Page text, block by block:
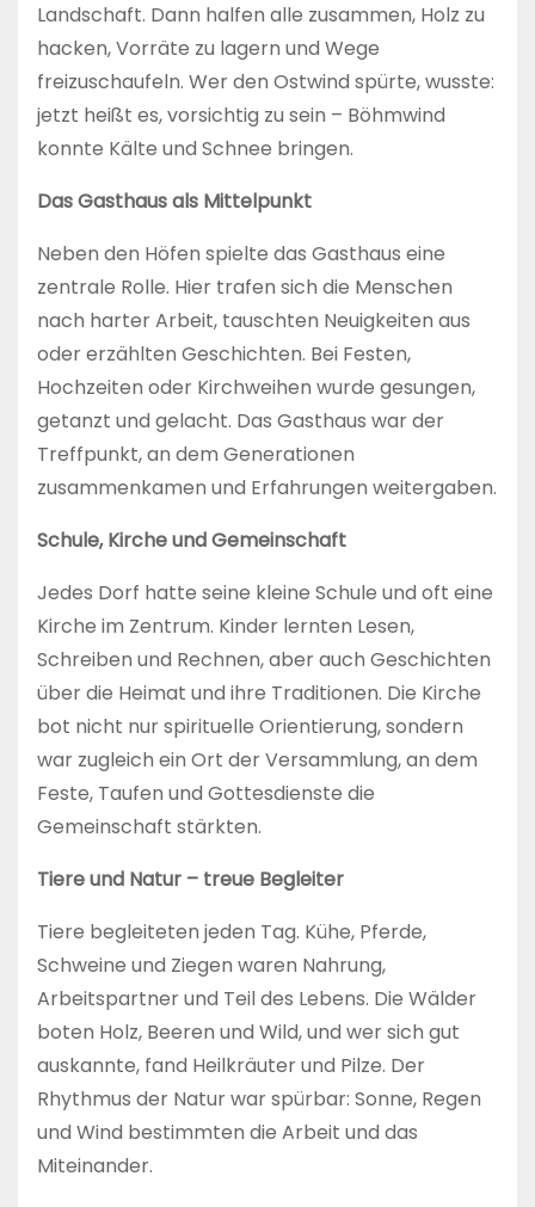
Landschaft. Dann halfen alle zusammen, Holz zu
hacken, Vorräte zu lagern und Wege
freizuschaufeln. Wer den Ostwind spürte, wusste:
jetzt heißt es, vorsichtig zu sein – Böhmwind
konnte Kälte und Schnee bringen.
Das Gasthaus als Mittelpunkt
Neben den Höfen spielte das Gasthaus eine
zentrale Rolle. Hier trafen sich die Menschen
nach harter Arbeit, tauschten Neuigkeiten aus
oder erzählten Geschichten. Bei Festen,
Hochzeiten oder Kirchweihen wurde gesungen,
getanzt und gelacht. Das Gasthaus war der
Treffpunkt, an dem Generationen
zusammenkamen und Erfahrungen weitergaben.
Schule, Kirche und Gemeinschaft
Jedes Dorf hatte seine kleine Schule und oft eine
Kirche im Zentrum. Kinder lernten Lesen,
Schreiben und Rechnen, aber auch Geschichten
über die Heimat und ihre Traditionen. Die Kirche
bot nicht nur spirituelle Orientierung, sondern
war zugleich ein Ort der Versammlung, an dem
Feste, Taufen und Gottesdienste die
Gemeinschaft stärkten.
Tiere und Natur – treue Begleiter
Tiere begleiteten jeden Tag. Kühe, Pferde,
Schweine und Ziegen waren Nahrung,
Arbeitspartner und Teil des Lebens. Die Wälder
boten Holz, Beeren und Wild, und wer sich gut
auskannte, fand Heilkräuter und Pilze. Der
Rhythmus der Natur war spürbar: Sonne, Regen
und Wind bestimmten die Arbeit und das
Miteinander.